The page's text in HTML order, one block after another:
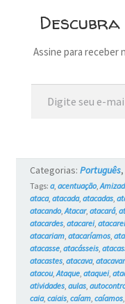
Assine para receber
Digite seu e-mail…
Categorias: Português,
Tags: a, acentuação,
ataca, atacada, atacadas,
atacando, Atacar, atacará,
atacardes, atacarei,
atacariam, atacaríamos,
atacasse, atacásseis,
atacastes, atacava,
atacou, Ataque, ataquei,
atividades, aulas,
caia, caiais, caíam, caíamos,